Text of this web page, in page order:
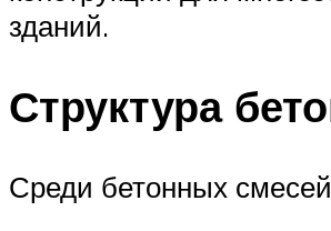
зданий.
Структура
Среди бетонных